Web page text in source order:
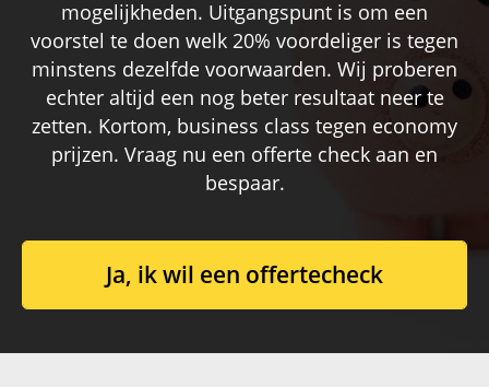
mogelijkheden. Uitgangspunt is om een
voorstel te doen welk 20% voordeliger is tegen
minstens dezelfde voorwaarden. Wij proberen
echter altijd een nog beter resultaat neer te
zetten. Kortom, business class tegen economy
prijzen. Vraag nu een offerte check aan en
bespaar.
Ja, ik wil een offertecheck